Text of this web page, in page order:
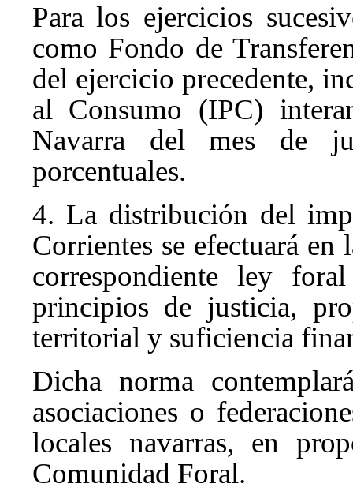
Para los ejercicios
como Fondo de
del ejercicio precedente,
al Consumo (IPC)
Navarra del mes de
porcentuales.
4. La distribución del
Corrientes se efectuará
correspondiente ley
principios de justicia,
territorial y suficiencia
Dicha norma
asociaciones o
locales navarras, en
Comunidad Foral.